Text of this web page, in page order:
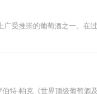
受推崇的葡萄酒之一。在
特·帕克《世界顶级葡萄酒